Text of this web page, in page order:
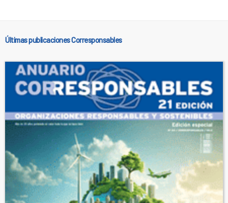
Últimas publicaciones Corresponsables